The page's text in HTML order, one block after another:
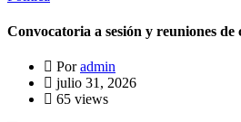
Convocatoria a sesión y reuniones de
Poradmin
julio 31, 2026
65 views